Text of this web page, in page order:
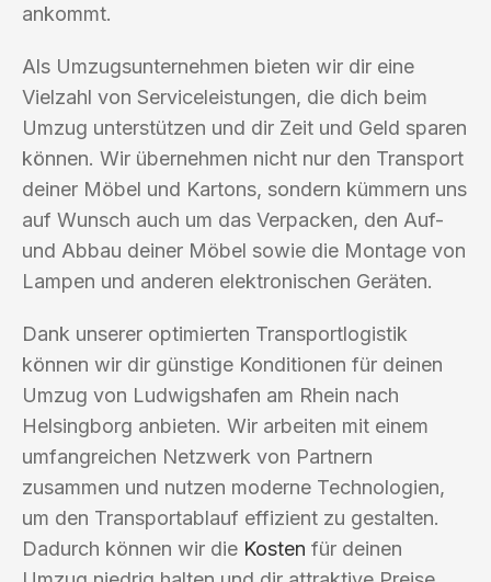
ankommt.
Als Umzugsunternehmen bieten wir dir eine
Vielzahl von Serviceleistungen, die dich beim
Umzug unterstützen und dir Zeit und Geld sparen
können. Wir übernehmen nicht nur den Transport
deiner Möbel und Kartons, sondern kümmern uns
auf Wunsch auch um das Verpacken, den Auf-
und Abbau deiner Möbel sowie die Montage von
Lampen und anderen elektronischen Geräten.
Dank unserer optimierten Transportlogistik
können wir dir günstige Konditionen für deinen
Umzug von Ludwigshafen am Rhein nach
Helsingborg anbieten. Wir arbeiten mit einem
umfangreichen Netzwerk von Partnern
zusammen und nutzen moderne Technologien,
um den Transportablauf effizient zu gestalten.
Dadurch können wir die Kosten für deinen